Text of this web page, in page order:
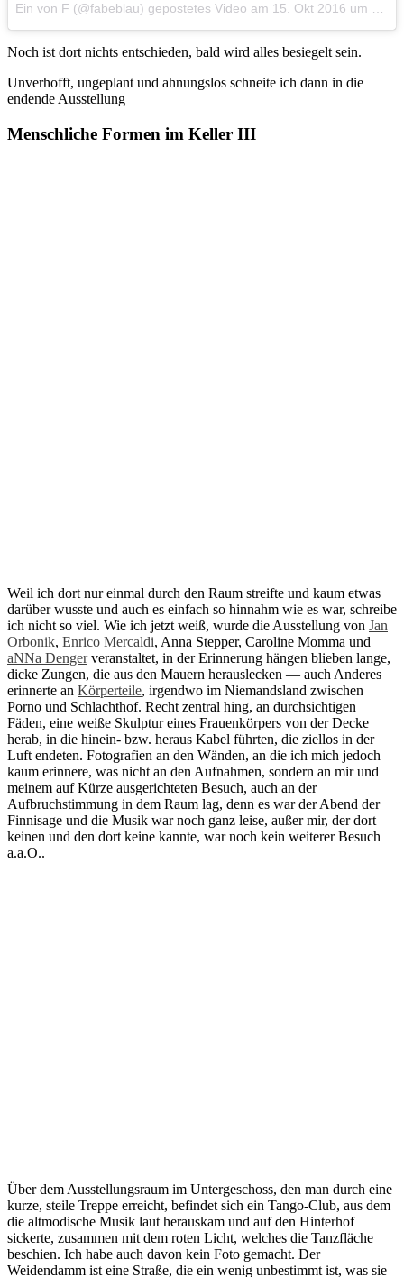
Ein von F (@fabeblau) gepostetes Video am 15. Okt 2016 um 14:55 Uhr
Noch ist dort nichts entschieden, bald wird alles besiegelt sein.
Unverhofft, ungeplant und ahnungslos schneite ich dann in die
endende Ausstellung
Menschliche Formen im Keller III
Weil ich dort nur einmal durch den Raum streifte und kaum etwas
darüber wusste und auch es einfach so hinnahm wie es war, schreibe
ich nicht so viel. Wie ich jetzt weiß, wurde die Ausstellung von Jan
Orbonik, Enrico Mercaldi, Anna Stepper, Caroline Momma und
aNNa Dengerveranstaltet, in der Erinnerung hängen blieben lange,
dicke Zungen, die aus den Mauern herauslecken — auch Anderes
erinnerte an Körperteile, irgendwo im Niemandsland zwischen
Porno und Schlachthof. Recht zentral hing, an durchsichtigen
Fäden, eine weiße Skulptur eines Frauenkörpers von der Decke
herab, in die hinein- bzw. heraus Kabel führten, die ziellos in der
Luft endeten. Fotografien an den Wänden, an die ich mich jedoch
kaum erinnere, was nicht an den Aufnahmen, sondern an mir und
meinem auf Kürze ausgerichteten Besuch, auch an der
Aufbruchstimmung in dem Raum lag, denn es war der Abend der
Finnisage und die Musik war noch ganz leise, außer mir, der dort
keinen und den dort keine kannte, war noch kein weiterer Besuch
a.a.O..
Über dem Ausstellungsraum im Untergeschoss, den man durch eine
kurze, steile Treppe erreicht, befindet sich ein Tango-Club, aus dem
die altmodische Musik laut herauskam und auf den Hinterhof
sickerte, zusammen mit dem roten Licht, welches die Tanzfläche
beschien. Ich habe auch davon kein Foto gemacht. Der
Weidendamm ist eine Straße, die ein wenig unbestimmt ist, was sie